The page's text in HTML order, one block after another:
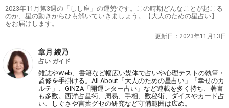
2023年11月第3週の「しし座」の運勢です。この時期どんなことが起こる
のか、星の動きからひも解いていきましょう。【大人のための星占い】
をお届けします。
更新日： 2023年11月13日
章月 綾乃
占い ガイド
雑誌やWeb、書籍など幅広い媒体で占いや心理テストの執筆・
監修を手掛ける。All About「大人のための星占い」「幸せのカ
ルテ」、GINZA「開運レター占い」など連載を多く持ち、著書
も多数。西洋占星術、周易、手相、数秘術、ダイスやカード占
い、しぐさや言葉グセの研究など守備範囲は広め。